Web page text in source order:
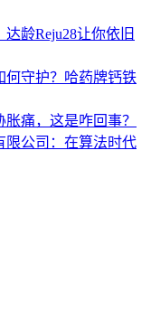
龄Reju28让你依旧
何守护？哈药牌钙铁
痛，这是咋回事？
限公司：在算法时代